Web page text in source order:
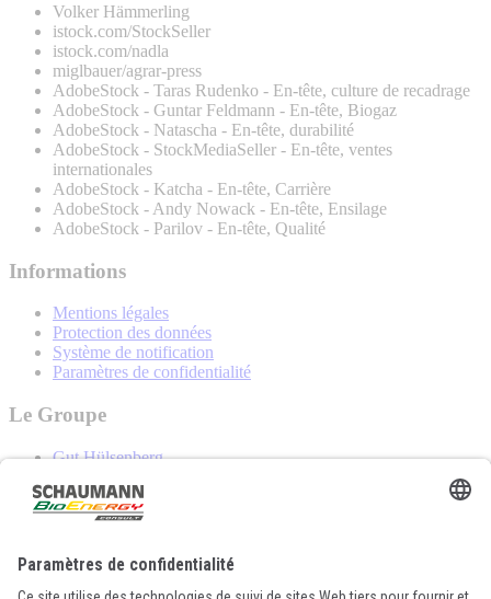
Volker Hämmerling
istock.com/StockSeller
istock.com/nadla
miglbauer/agrar-press
AdobeStock - Taras Rudenko - En-tête, culture de recadrage
AdobeStock - Guntar Feldmann - En-tête, Biogaz
AdobeStock - Natascha - En-tête, durabilité
AdobeStock - StockMediaSeller - En-tête, ventes
internationales
AdobeStock - Katcha - En-tête, Carrière
AdobeStock - Andy Nowack - En-tête, Ensilage
AdobeStock - Parilov - En-tête, Qualité
Informations
Mentions légales
Protection des données
Système de notification
Paramètres de confidentialité
Le Groupe
Gut Hülsenberg
Lactosan
Ligrana
Contact